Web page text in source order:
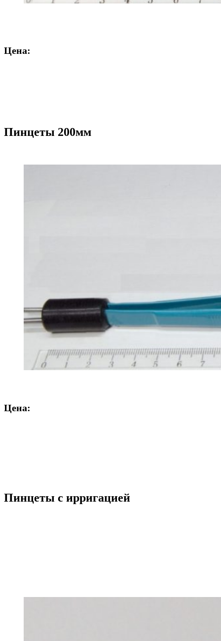
Цена:
Пинцеты 200мм
Цена:
Пинцеты с ирригацией